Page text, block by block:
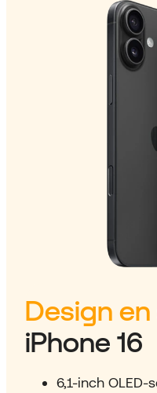
Design
iPhone 16
6,1-inch OLED-